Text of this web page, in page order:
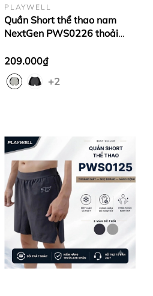
PLAYWELL
Quần Short thể thao nam
NextGen PWS0226 thoải
bộ
209.000₫
+2